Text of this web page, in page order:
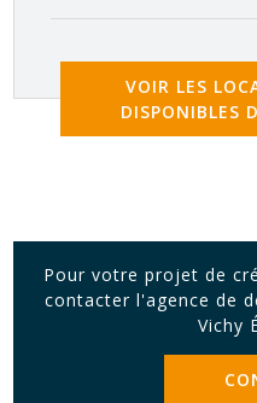
VOIR LES
DISPONIBLES
Pour votre projet de
contacter l'agence de
Vichy